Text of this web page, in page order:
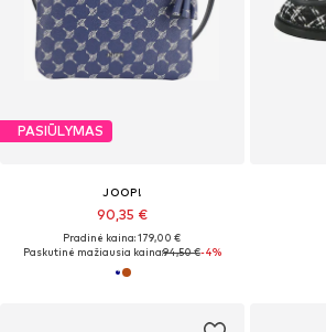
PASIŪLYMAS
JOOP!
90,35 €
Pradinė kaina: 179,00 €
Paskutinė mažiausia kaina:94,50 €-4%